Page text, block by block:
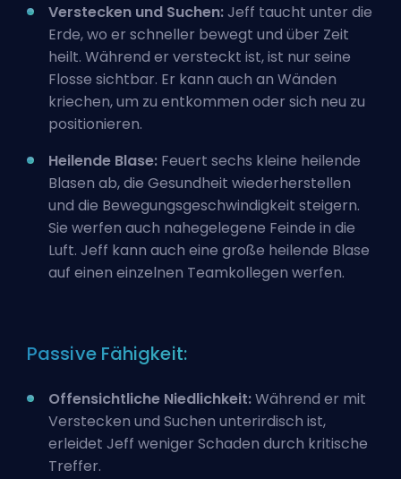
Verstecken und Suchen:Jeff taucht unter die
Erde, wo er schneller bewegt und über Zeit
heilt. Während er versteckt ist, ist nur seine
Flosse sichtbar. Er kann auch an Wänden
kriechen, um zu entkommen oder sich neu zu
positionieren.
Heilende Blase: Feuert sechs kleine heilende
Blasen ab, die Gesundheit wiederherstellen
und die Bewegungsgeschwindigkeit steigern.
Sie werfen auch nahegelegene Feinde in die
Luft. Jeff kann auch eine große heilende Blase
auf einen einzelnen Teamkollegen werfen.
Passive Fähigkeit:
Offensichtliche Niedlichkeit:Während er mit
Verstecken und Suchen unterirdisch ist,
erleidet Jeff weniger Schaden durch kritische
Treffer.